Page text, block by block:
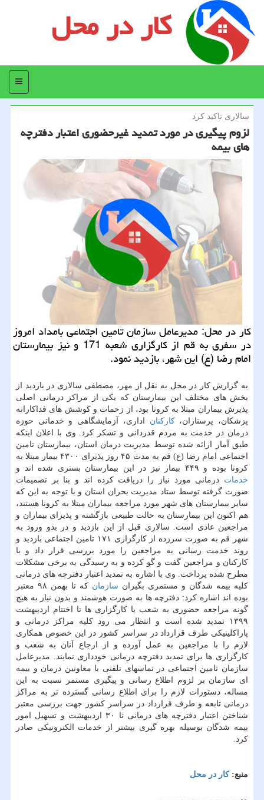
کار در محل
منو
سالاری تاكید كرد
لزوم پیگیری در مورد تمدید غیرحضوری اعتبار دفترچه
های بیمه
كار در محل: مدیرعامل سازمان تامین اجتماعی بامداد امروز
در سفری به قم از كارگزاری شعبه 171 و نیز بیمارستان
امام رضا (ع) این شهر، بازدید نمود.
به گزارش كار در محل به نقل از مهر، مصطفی سالاری در بازدید از
بخش های مختلف این بیمارستان كه یكی از مراكز درمانی اصلی
پذیرش بیماران مبتلا به كرونا بود، از زحمات و كوشش های فداكارانه
پزشكان، پرستاران،كاركنان اداری، آزمایشگاهی و خدماتی حوزه
درمان در خدمت به مردم قدردانی و تشكر كرد. وی با اعلان اینكه
طبق آمار ارائه شده توسط مدیریت درمان استان، بیمارستان تامین
اجتماعی امام رضا (ع) قم به مدت ۴۵ روز پذیرای ۴۳۰۰ بیمار مبتلا به
كرونا بوده و ۴۴۹ بیمار نیز در این بیمارستان بستری شده اند و
خدمات درمانی مورد نیاز را دریافت كرده اند و بنا بر تصمیمات
صورت گرفته توسط ستاد مدیریت بحران استان و با توجه به این كه
سایر بیمارستان های شهر مورد مراجعه بیماران مبتلا به كرونا هستند،
هم اكنون این بیمارستان به حالت طبیعی بازگشته و پذیرای بیماران و
مراجعین عادی است. سالاری قبل از این بازدید و در بدو ورود به
شهر قم به صورت سرزده از كارگزاری ۱۷۱ تامین اجتماعی بازدید و
روند خدمت رسانی به مراجعین را مورد بررسی قرار داد و با
كاركنان و مراجعین گفت و گو كرده و به رسیدگی به برخی مشكلات
مطرح شده پرداخت. وی با اشاره به تمدید اعتبار دفترچه های درمانی
كلیه بیمه شدگان و مستمری بگیران سازمان
كه تا بهمن ۹۸ معتبر
بوده اند اشاره كرد: دفترچه ها به صورت هوشمند و بدون نیاز به هیچ
گونه مراجعه حضوری به شعب یا كارگزاری ها تا اختتام اردیبهشت
۱۳۹۹ تمدید شده است و انتظار می رود كلیه مراكز درمانی و
پاراكلینیكی طرف قرارداد در سراسر كشور در این خصوص همكاری
لازم را با مراجعین به عمل آورده و از ارجاع آنان به شعب و
كارگزاری ها برای تمدید دفترچه درمانی خودداری نمایند. مدیرعامل
سازمان تامین اجتماعی در تماسهای تلفنی با معاونین درمان و بیمه
ای سازمان بر لزوم اطلاع رسانی و پیگیری مستمر نسبت به این
مساله، دستورات لازم را برای اطلاع رسانی گسترده تر به مراكز
درمانی تابعه و طرف قرارداد در سراسر كشور جهت بررسی معتبر
شناختن اعتبار دفترچه های درمانی تا ۳۰ اردیبهشت و تسهیل امور
بیمه شدگان بوسیله بهره گیری بیشتر از خدمات الكترونیكی صادر
كرد.
منبع:كار در محل